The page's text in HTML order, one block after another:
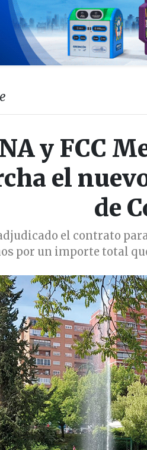
y FCC
el
de
el contrato
por un importe total